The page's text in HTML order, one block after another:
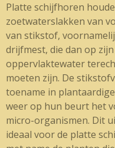
Platte schijfhoren
zoetwaterslakken van
van stikstof,
drijfmest, die dan op
oppervlaktewater
moeten zijn. De
toename in
weer op hun beurt het
micro-organismen. Dit
ideaal voor de platte